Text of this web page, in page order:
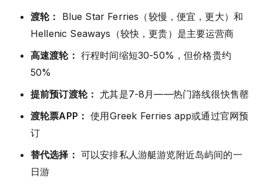
渡轮：
Blue Star Ferries（较慢，便宜，更大）和
Hellenic Seaways（较快，更贵）是主要运营商
高速渡轮： 行程时间缩短30-50%，但价格贵约
50%
提前预订渡轮： 尤其是7-8月——热门路线很快售罄
渡轮票APP： 使用Greek Ferries app或通过官网预
订
替代选择： 可以安排私人游艇游览附近岛屿间的一
日游